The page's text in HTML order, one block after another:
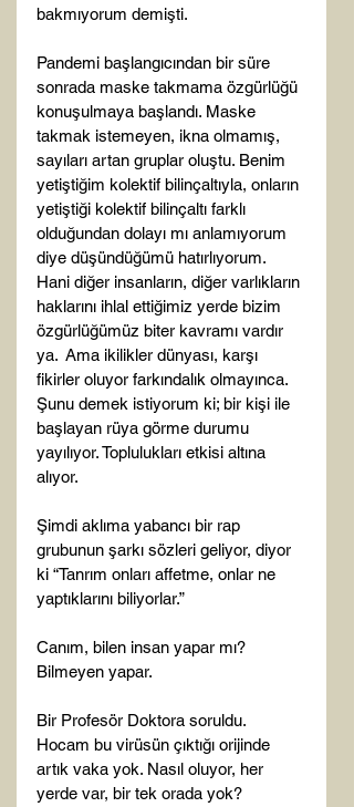
bakmıyorum demişti.
Pandemi başlangıcından bir süre
sonrada maske takmama özgürlüğü
konuşulmaya başlandı. Maske
takmak istemeyen, ikna olmamış,
sayıları artan gruplar oluştu. Benim
yetiştiğim kolektif bilinçaltıyla, onların
yetiştiği kolektif bilinçaltı farklı
olduğundan dolayı mı anlamıyorum
diye düşündüğümü hatırlıyorum.
Hani diğer insanların, diğer varlıkların
haklarını ihlal ettiğimiz yerde bizim
özgürlüğümüz biter kavramı vardır
ya.  Ama ikilikler dünyası, karşı
fikirler oluyor farkındalık olmayınca.
Şunu demek istiyorum ki; bir kişi ile
başlayan rüya görme durumu
yayılıyor. Toplulukları etkisi altına
alıyor.
Şimdi aklıma yabancı bir rap
grubunun şarkı sözleri geliyor, diyor
ki “Tanrım onları affetme, onlar ne
yaptıklarını biliyorlar.”
Canım, bilen insan yapar mı?
Bilmeyen yapar.
Bir Profesör Doktora soruldu.
Hocam bu virüsün çıktığı orijinde
artık vaka yok. Nasıl oluyor, her
yerde var, bir tek orada yok?